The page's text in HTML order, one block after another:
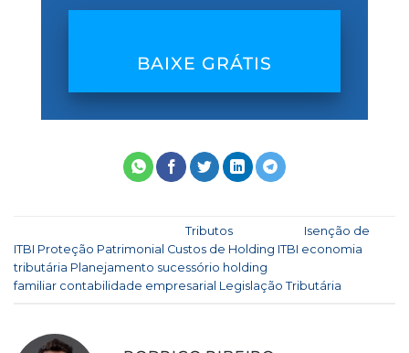
BAIXE GRÁTIS
Tributos
Isenção de
ITBI Proteção Patrimonial Custos de Holding ITBI economia
tributária Planejamento sucessório holding
familiar contabilidade empresarial Legislação Tributária